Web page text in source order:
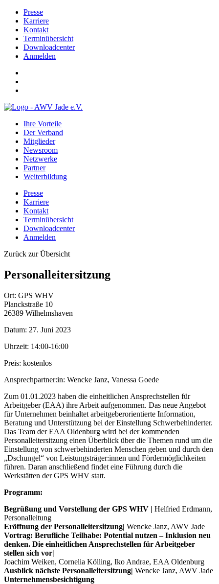
Presse
Karriere
Kontakt
Terminübersicht
Downloadcenter
Anmelden
Ihre Vorteile
Der Verband
Mitglieder
Newsroom
Netzwerke
Partner
Weiterbildung
Presse
Karriere
Kontakt
Terminübersicht
Downloadcenter
Anmelden
Zurück zur Übersicht
Personalleitersitzung
Ort: GPS WHV
Planckstraße 10
26389 Wilhelmshaven
Datum: 27. Juni 2023
Uhrzeit: 14:00-16:00
Preis: kostenlos
Ansprechpartner:in: Wencke Janz, Vanessa Goede
Zum 01.01.2023 haben die einheitlichen Ansprechstellen für
Arbeitgeber (EAA) ihre Arbeit aufgenommen. Das neue Angebot
für Unternehmen beinhaltet arbeitgeberorientierte Information,
Beratung und Unterstützung bei der Einstellung Schwerbehinderter.
Das Team der EAA Oldenburg wird bei der kommenden
Personalleitersitzung einen Überblick über die Themen rund um die
Einstellung von schwerbehinderten Menschen geben und durch den
„Dschungel“ von Leistungsträger:innen und Fördermöglichkeiten
führen. Daran anschließend findet eine Führung durch die
Werkstätten der GPS WHV statt.
Programm:
Begrüßung und Vorstellung der GPS WHV | Helfried Erdmann,
Personalleitung
Eröffnung der Personalleitersitzung| Wencke Janz, AWV Jade
Vortrag: Berufliche Teilhabe: Potential nutzen – Inklusion neu
denken. Die einheitlichen Ansprechstellen für Arbeitgeber
stellen sich vor|
Joachim Weiken, Cornelia Kölling, Iko Andrae, EAA Oldenburg
Ausblick nächste Personalleitersitzung| Wencke Janz, AWV Jade
Unternehmensbesichtigung